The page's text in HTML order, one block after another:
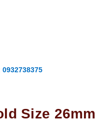
0932738375
Size 26mm